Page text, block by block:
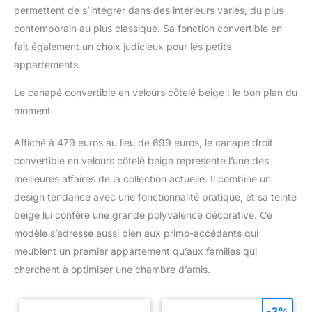
permettent de s’intégrer dans des intérieurs variés, du plus
contemporain au plus classique. Sa fonction convertible en
fait également un choix judicieux pour les petits
appartements.
Le canapé convertible en velours côtelé beige : le bon plan du
moment
Affiché à 479 euros au lieu de 699 euros, le canapé droit
convertible en velours côtelé beige représente l’une des
meilleures affaires de la collection actuelle. Il combine un
design tendance avec une fonctionnalité pratique, et sa teinte
beige lui confère une grande polyvalence décorative. Ce
modèle s’adresse aussi bien aux primo-accédants qui
meublent un premier appartement qu’aux familles qui
cherchent à optimiser une chambre d’amis.